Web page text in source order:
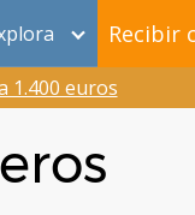
Recibir
1.400 euros